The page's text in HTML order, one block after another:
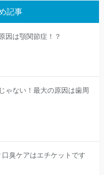
記事
因は顎関節症！？
ゃない！最大の原因は歯周
臭ケアはエチケットです